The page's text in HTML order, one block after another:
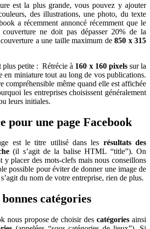
est la plus grande, vous pouvez y ajouter
des illustrations, une photo, du texte
a récemment annoncé récemment que le
ne doit pas dépasser 20% de la
a une taille maximum de 850 x 315
petite : Rétrécie à 160 x 160 pixelssur la
en miniature tout au long de vos publications.
compréhensible même quand elle est affichée
les entreprises choisissent généralement
leurs initiales.
pour une page Facebook
est le titre utilisé dans les résultats des
(il s’agit de la balise HTML “title”). On
y placer des mots-clefs mais nous conseillons
possible pour éviter de donner une image de
du nom de votre entreprise, rien de plus.
catégories
nous propose de choisir descatégories ainsi